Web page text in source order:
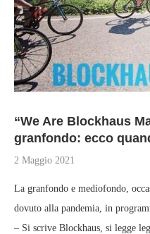
“We Are Blockhaus
granfondo: ecco
2 Maggio 2021
La granfondo e mediofondo,
dovuto alla pandemia, in
– Si scrive Blockhaus, si legge